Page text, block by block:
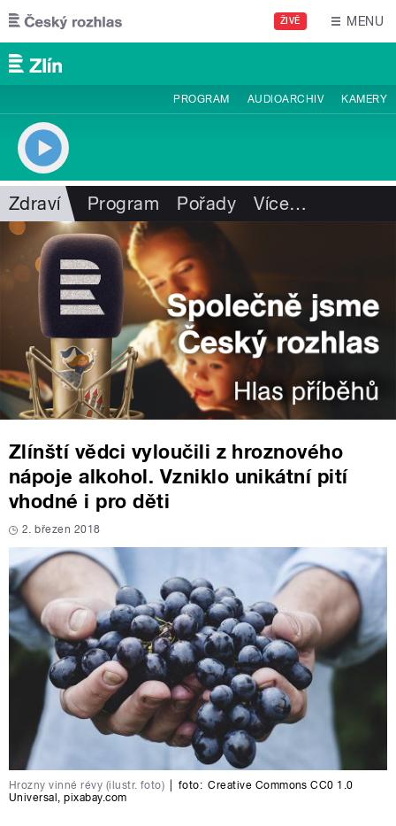
Přejít k hlavnímu obsahu
ŽIVĚ MENU
PROGRAM AUDIOARCHIV KAMERY
Zdraví Program Pořady Více…
Zlínští vědci vyloučili z hroznového
nápoje alkohol. Vzniklo unikátní pití
vhodné i pro děti
2. březen 2018
Hrozny vinné révy (ilustr. foto) foto: Creative Commons CC0 1.0
Universal ,pixabay.com